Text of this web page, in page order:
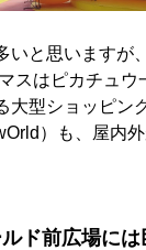
いと思いますが
スはピカチュウ
大型ショッピン
）も、屋内
ド前広場に